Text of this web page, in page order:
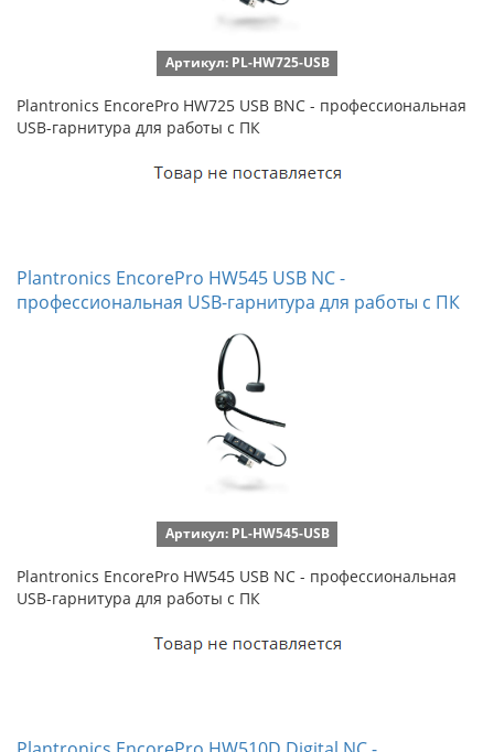
Артикул: PL-HW725-USB
Plantronics EncorePro HW725 USB BNC - профессиональная
USB-гарнитура для работы с ПК
Plantronics EncorePro HW545 USB NC -
профессиональная USB-гарнитура для работы с ПК
Артикул: PL-HW545-USB
Plantronics EncorePro HW545 USB NC - профессиональная
USB-гарнитура для работы с ПК